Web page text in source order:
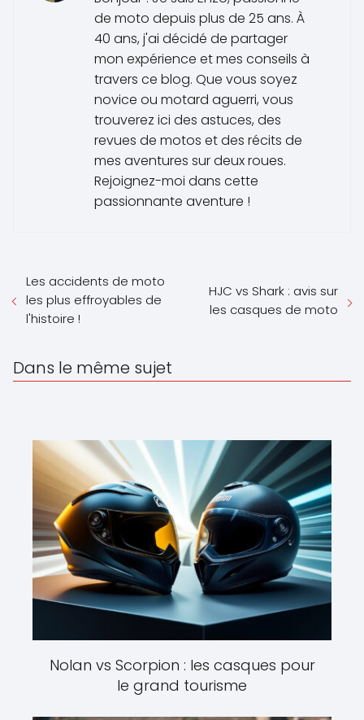
de moto depuis plus de 25 ans. À
40 ans, j'ai décidé de partager
mon expérience et mes conseils à
travers ce blog. Que vous soyez
novice ou motard aguerri, vous
trouverez ici des astuces, des
revues de motos et des récits de
mes aventures sur deux roues.
Rejoignez-moi dans cette
passionnante aventure !
Les accidents de moto
les plus effroyables de
l'histoire !
HJC vs Shark : avis sur
les casques de moto
Dans le même sujet
Nolan vs Scorpion : les casques pour
le grand tourisme